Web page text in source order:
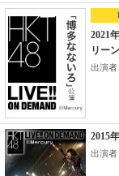
2021
リー
出演者
2015
出演者